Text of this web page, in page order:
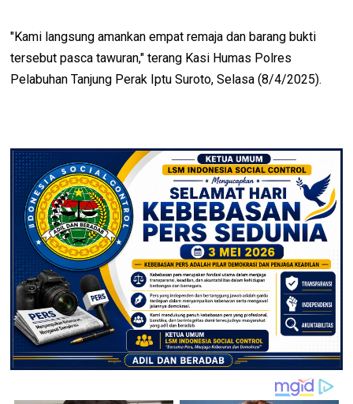
"Kami langsung amankan empat remaja dan barang bukti
tersebut pasca tawuran," terang Kasi Humas Polres
Pelabuhan Tanjung Perak Iptu Suroto, Selasa (8/4/2025).